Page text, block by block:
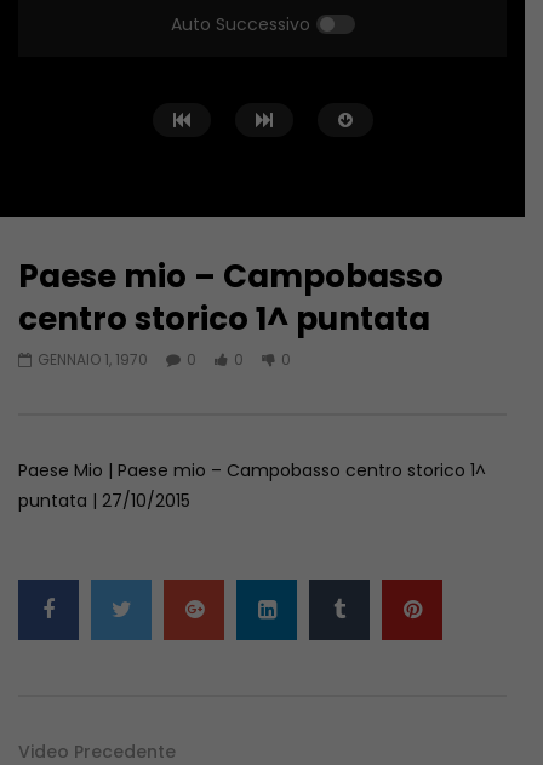
Auto Successivo
Paese Mio – San Giuliano Del
Sannio 1^ Puntata
Paese mio – Campobasso
centro storico 1^ puntata
GENNAIO 1, 1970 0 0 0
Paese Mio | Paese mio – Campobasso centro storico 1^
puntata | 27/10/2015
Video Precedente